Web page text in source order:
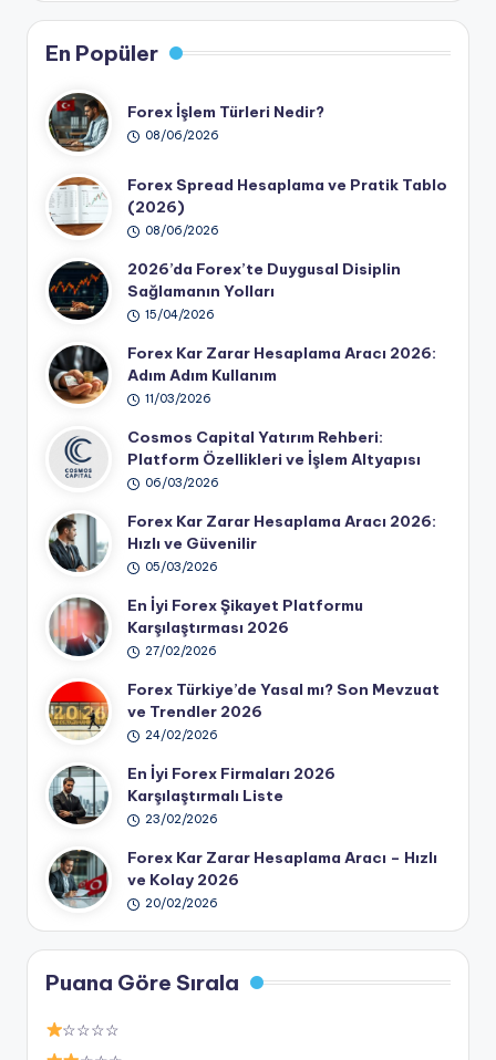
En Popüler
Forex İşlem Türleri Nedir?
08/06/2026
Forex Spread Hesaplama ve Pratik Tablo
(2026)
08/06/2026
2026’da Forex’te Duygusal Disiplin
Sağlamanın Yolları
15/04/2026
Forex Kar Zarar Hesaplama Aracı 2026:
Adım Adım Kullanım
11/03/2026
Cosmos Capital Yatırım Rehberi:
Platform Özellikleri ve İşlem Altyapısı
06/03/2026
Forex Kar Zarar Hesaplama Aracı 2026:
Hızlı ve Güvenilir
05/03/2026
En İyi Forex Şikayet Platformu
Karşılaştırması 2026
27/02/2026
Forex Türkiye’de Yasal mı? Son Mevzuat
ve Trendler 2026
24/02/2026
En İyi Forex Firmaları 2026
Karşılaştırmalı Liste
23/02/2026
Forex Kar Zarar Hesaplama Aracı – Hızlı
ve Kolay 2026
20/02/2026
Puana Göre Sırala
☆☆☆☆